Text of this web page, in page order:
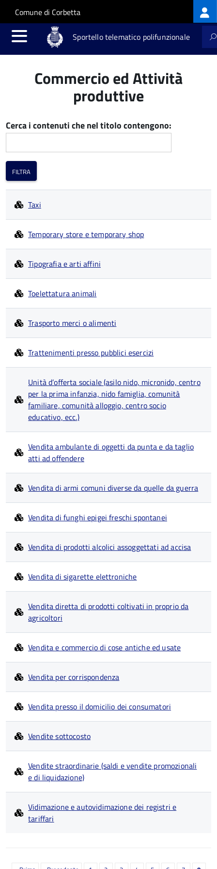
Salta al contenuto principale
Skip to site navigation
Comune di Corbetta
Sportello telematico polifunzionale
Commercio ed Attività
produttive
Cerca i contenuti che nel titolo contengono:
Taxi
Temporary store e temporary shop
Tipografia e arti affini
Toelettatura animali
Trasporto merci o alimenti
Trattenimenti presso pubblici esercizi
Unità d’offerta sociale (asilo nido, micronido, centro
per la prima infanzia, nido famiglia, comunità
familiare, comunità alloggio, centro socio
educativo, ecc.)
Vendita ambulante di oggetti da punta e da taglio
atti ad offendere
Vendita di armi comuni diverse da quelle da guerra
Vendita di funghi epigei freschi spontanei
Vendita di prodotti alcolici assoggettati ad accisa
Vendita di sigarette elettroniche
Vendita diretta di prodotti coltivati in proprio da
agricoltori
Vendita e commercio di cose antiche ed usate
Vendita per corrispondenza
Vendita presso il domicilio dei consumatori
Vendite sottocosto
Vendite straordinarie (saldi e vendite promozionali
e di liquidazione)
Vidimazione e autovidimazione dei registri e
tariffari